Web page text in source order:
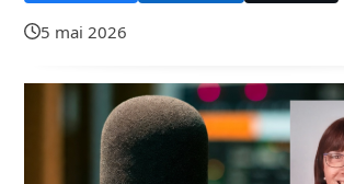
5 mai 2026